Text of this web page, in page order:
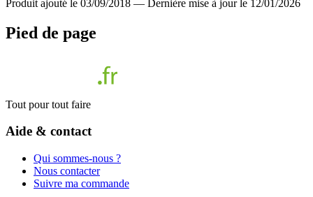
Produit ajouté le 03/09/2018 — Dernière mise à jour le 12/01/2026
Pied de page
Tout pour tout faire
Aide & contact
Qui sommes-nous ?
Nous contacter
Suivre ma commande